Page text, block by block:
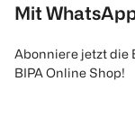
Mit
Abonniere jetzt die
BIPA Online Shop!